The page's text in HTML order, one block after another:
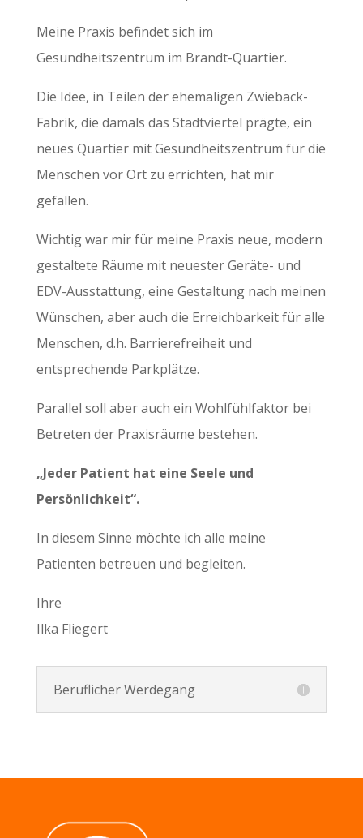
Meine Praxis befindet sich im
Gesundheitszentrum im Brandt-Quartier.
Die Idee, in Teilen der ehemaligen Zwieback-
Fabrik, die damals das Stadtviertel prägte, ein
neues Quartier mit Gesundheitszentrum für die
Menschen vor Ort zu errichten, hat mir
gefallen.
Wichtig war mir für meine Praxis neue, modern
gestaltete Räume mit neuester Geräte- und
EDV-Ausstattung, eine Gestaltung nach meinen
Wünschen, aber auch die Erreichbarkeit für alle
Menschen, d.h. Barrierefreiheit und
entsprechende Parkplätze.
Parallel soll aber auch ein Wohlfühlfaktor bei
Betreten der Praxisräume bestehen.
„Jeder Patient hat eine Seele und
Persönlichkeit“.
In diesem Sinne möchte ich alle meine
Patienten betreuen und begleiten.
Ihre
Ilka Fliegert
Beruflicher Werdegang